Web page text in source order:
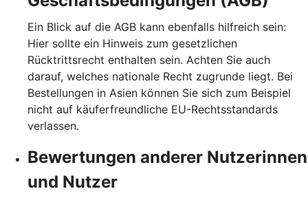
Ein Blick auf die AGB kann ebenfalls hilfreich sein:
Hier sollte ein Hinweis zum gesetzlichen
Rücktrittsrecht enthalten sein. Achten Sie auch
darauf, welches nationale Recht zugrunde liegt. Bei
Bestellungen in Asien können Sie sich zum Beispiel
nicht auf käuferfreundliche EU-Rechtsstandards
verlassen.
Bewertungen anderer Nutzerinnen
und Nutzer